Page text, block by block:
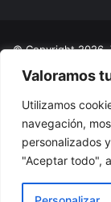
Valoramos
Utilizamos
navegación,
personalizados
"Aceptar todo",
© Copyright
Home
El